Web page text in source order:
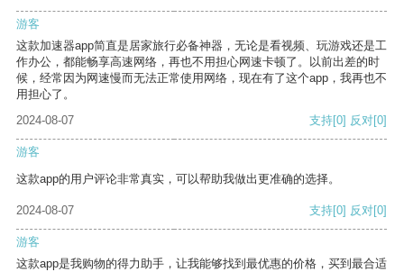
游客
这款加速器app简直是居家旅行必备神器，无论是看视频、玩游戏还是工
作办公，都能畅享高速网络，再也不用担心网速卡顿了。以前出差的时
候，经常因为网速慢而无法正常使用网络，现在有了这个app，我再也不
用担心了。
2024-08-07
支持[0] 反对[0]
游客
这款app的用户评论非常真实，可以帮助我做出更准确的选择。
2024-08-07 支持[0] 反对[0]
游客
这款app是我购物的得力助手，让我能够找到最优惠的价格，买到最合适